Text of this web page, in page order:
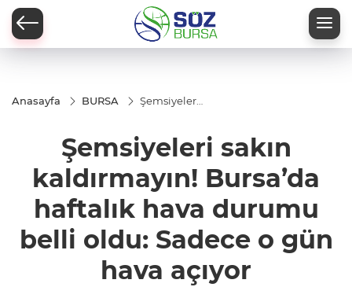
Anasayfa BURSA
Şemsiyeleri
Bursa’da
haftalık
hava
durumu
belli oldu:
Sadece o
gün hava
Şemsiyeleri sakın
kaldırmayın! Bursa’da
haftalık hava durumu
belli oldu: Sadece o gün
hava açıyor